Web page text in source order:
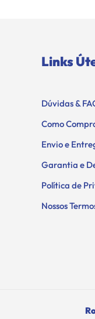
Links
Dúvidas &
Como
Envio e
Garantia e
Política de
Nossos